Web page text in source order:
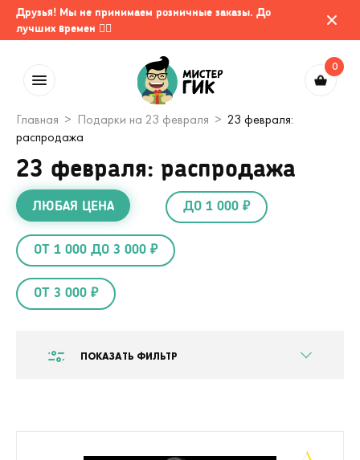
Друзья! Мы не принимаем розничные заказы. До
лучших времен 🤷‍♂️
0
Главная Подарки на 23 февраля
23 февраля:
распродажа
23 февраля: распродажа
ЛЮБАЯ ЦЕНА ДО 1 000 ₽
ОТ 1 000 ДО 3 000 ₽
ОТ 3 000 ₽
ПОКАЗАТЬ ФИЛЬТР